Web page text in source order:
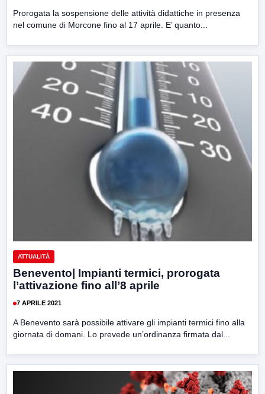
Prorogata la sospensione delle attività didattiche in presenza
nel comune di Morcone fino al 17 aprile. E’ quanto...
ATTUALITÀ
Benevento| Impianti termici, prorogata
l’attivazione fino all’8 aprile
7 APRILE 2021
A Benevento sarà possibile attivare gli impianti termici fino alla
giornata di domani. Lo prevede un’ordinanza firmata dal...